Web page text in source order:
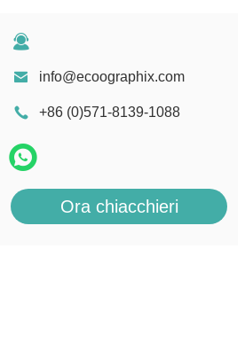
info@ecoographix.com
+86 (0)571-8139-1088
Ora chiacchieri